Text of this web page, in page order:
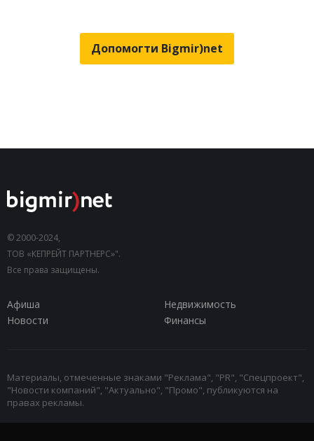
Допомогти Bigmir)net
© 2000-2024,
ТОВ «КЕПРЕЙТ ПАРТНЕРС»".
Все права защищены.
Афиша
Недвижимость
Новости
Финансы
Материалы, отмеченные знаками "Реклама", "PR", "Спецпроект",
"Новости компаний", "Актуально", "Промо", публикуются на
правах рекламы.